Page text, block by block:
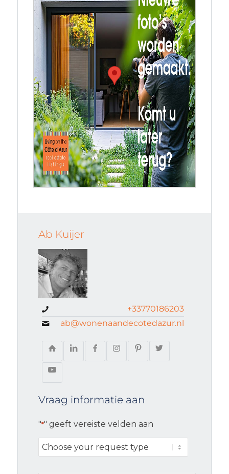
Ab Kuijer
+33770186203
ab@wonenaandecotedazur.nl
Vraag informatie aan
"*" geeft vereiste velden aan
Choose
your